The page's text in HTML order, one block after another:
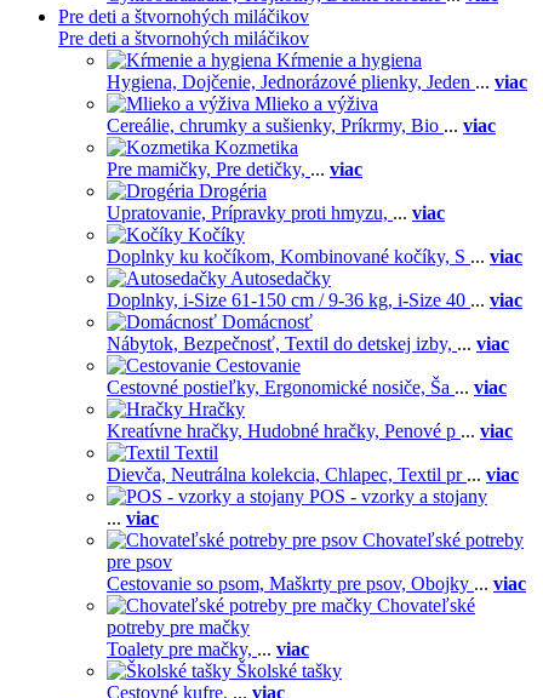
Pre deti a štvornohých miláčikov
Pre deti a štvornohých miláčikov
Kŕmenie a hygiena
Hygiena, Dojčenie, Jednorázové plienky, Jeden ... viac
Mlieko a výživa
Cereálie, chrumky a sušienky, Príkrmy, Bio ... viac
Kozmetika
Pre mamičky, Pre detičky, ... viac
Drogéria
Upratovanie, Prípravky proti hmyzu, ... viac
Kočíky
Doplnky ku kočíkom, Kombinované kočíky, S ... viac
Autosedačky
Doplnky, i-Size 61-150 cm / 9-36 kg, i-Size 40 ... viac
Domácnosť
Nábytok, Bezpečnosť, Textil do detskej izby, ... viac
Cestovanie
Cestovné postieľky, Ergonomické nosiče, Ša ... viac
Hračky
Kreatívne hračky, Hudobné hračky, Penové p ... viac
Textil
Dievča, Neutrálna kolekcia, Chlapec, Textil pr ... viac
POS - vzorky a stojany
... viac
Chovateľské potreby
pre psov
Cestovanie so psom, Maškrty pre psov, Obojky ... viac
Chovateľské
potreby pre mačky
Toalety pre mačky, ... viac
Školské tašky
Cestovné kufre, ... viac